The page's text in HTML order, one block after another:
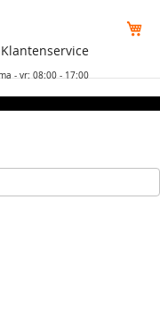
Klantenservice
- vr: 08:00 - 17:00